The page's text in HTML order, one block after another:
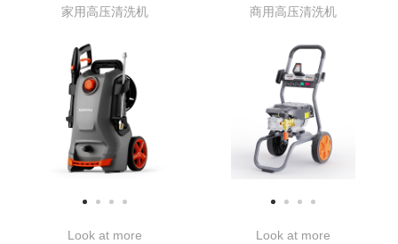
家用高压清洗机
Look at more
商用高压清洗机
Look at more